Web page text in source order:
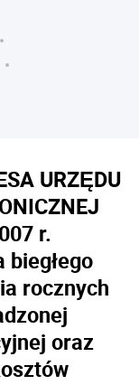
URZĘDU
r.
biegłego
rocznych
oraz